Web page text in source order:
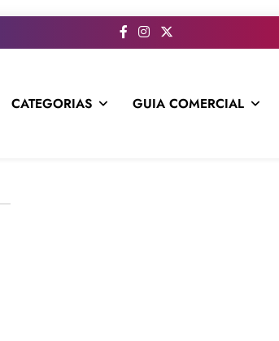
CATEGORIAS GUIA COMERCIAL